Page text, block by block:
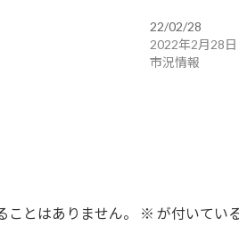
22/02/28
2022年2月28日
市況情報
とはありません。 ※ が付いてい